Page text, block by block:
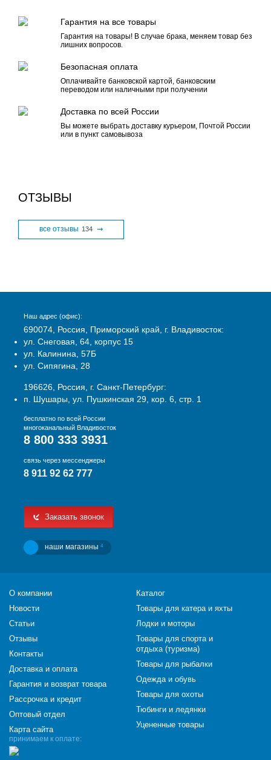
Гарантия на все товары
Гарантия на товары! В случае брака, меняем товар без
лишних вопросов.
Безопасная оплата
Оплачивайте банковской картой, банковским
переводом или наличными при получении
Доставка по всей России
Вы можете выбрать доставку курьером, Почтой России
или в пункт самовывоза
ОТЗЫВЫ
все отзывы 134
Наш адрес (офис):
690074, Россия, Приморский край, г. Владивосток:
ул. Снеговая, 64, корпус 15
ул. Калинина, 57Б
ул. Сипягина, 28
196626, Россия, г. Санкт-Петербург:
п. Шушары, ул. Пушкинская 29, кор. 6, стр. 1
бесплатно по всей России
многоканальный Владивосток
8 800 333 3931
связь через мессенджеры
8 911 92 62 777
Заказать звонок
наши магазины 4
принимаем к оплате:
О компании
Новости
Статьи
Отзывы
Контакты
Доставка и оплата
Гарантия и возврат товара
Рассрочка и кредит
Оптовый отдел
Карта сайта
Каталог
Товары для катера и яхты
Лодки и моторы
Товары для спорта и
отдыха (туризма)
Товары для рыбалки
Одежда и обувь
Товары для охоты
Тюбинги и ледянки
Уцененные товары